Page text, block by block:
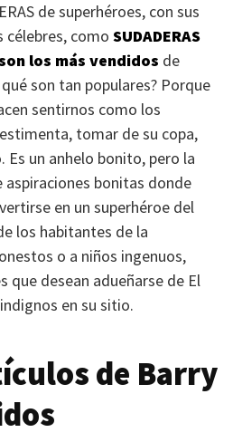
de superhéroes, con sus
célebres, como SUDADERAS
los más vendidos de
son tan populares? Porque
sentirnos como los
tomar de su copa,
Es un anhelo bonito, pero la
aspiraciones bonitas donde
en un superhéroe del
los habitantes de la
o a niños ingenuos,
que desean adueñarse de El
en su sitio.
de Barry